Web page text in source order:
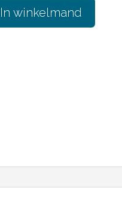
incl.BTW
In winkelmand